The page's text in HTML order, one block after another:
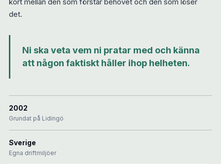
kort mellan den som förstår behovet och den som löser
det.
Ni ska veta vem ni pratar med och känna
att någon faktiskt håller ihop helheten.
2002
Grundat på Lidingö
Sverige
Egna driftmiljöer